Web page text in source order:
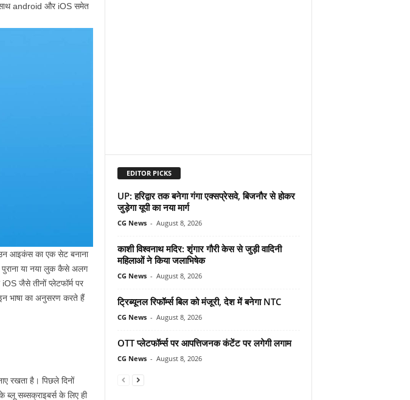
android और iOS समेत
उन आइकंस का एक सेट बनाना
पुराना या नया लुक कैसे अलग
जैसे तीनों प्लेटफॉर्म पर
भाषा का अनुसरण करते हैं
रखता है। पिछले दिनों
सब्सक्राइबर्स के लिए ही
EDITOR PICKS
UP: हरिद्वार तक बनेगा गंगा एक्सप्रेसवे, बिजनौर से होकर
जुड़ेगा यूपी का नया मार्ग
CG News - August 8, 2026
काशी विश्वनाथ मदिर: शृंगार गौरी केस से जुड़ी वादिनी
महिलाओं ने किया जलाभिषेक
CG News - August 8, 2026
ट्रिब्यूनल रिफॉर्म्स बिल को मंजूरी, देश में बनेगा NTC
CG News - August 8, 2026
OTT प्लेटफॉर्म्स पर आपत्तिजनक कंटेंट पर लगेगी लगाम
CG News - August 8, 2026